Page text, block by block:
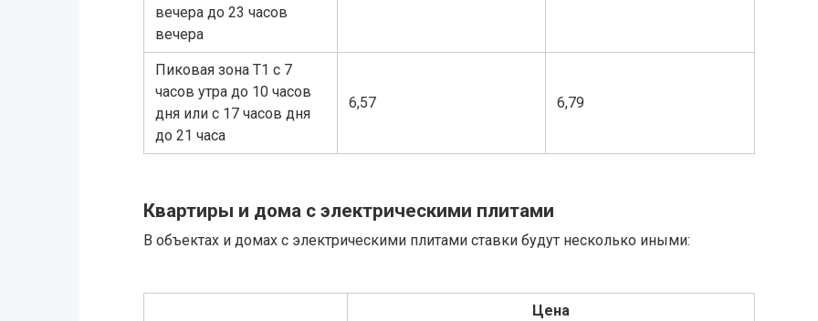
вечера до 23 часов
вечера
Пиковая зона Т1 с 7
часов утра до 10 часов
дня или с 17 часов дня
до 21 часа
6,57 6,79
Квартиры и дома с электрическими плитами
В объектах и домах с электрическими плитами ставки будут несколько иными:
Цена